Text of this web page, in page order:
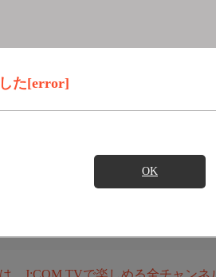
た[error]
OK
、J:COM TVで楽しめる全チャンネ